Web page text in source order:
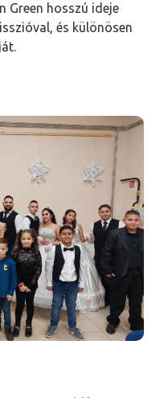
Green hosszú ideje
és különösen